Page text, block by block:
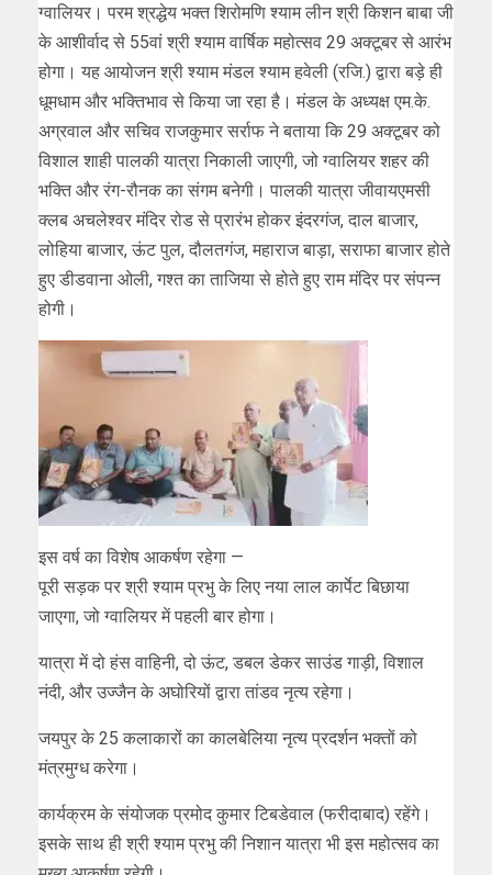
ग्वालियर। परम श्रद्धेय भक्त शिरोमणि श्याम लीन श्री किशन बाबा जी
के आशीर्वाद से 55वां श्री श्याम वार्षिक महोत्सव 29 अक्टूबर से आरंभ
होगा। यह आयोजन श्री श्याम मंडल श्याम हवेली (रजि.) द्वारा बड़े ही
धूमधाम और भक्तिभाव से किया जा रहा है। मंडल के अध्यक्ष एम.के.
अग्रवाल और सचिव राजकुमार सर्राफ ने बताया कि 29 अक्टूबर को
विशाल शाही पालकी यात्रा निकाली जाएगी, जो ग्वालियर शहर की
भक्ति और रंग-रौनक का संगम बनेगी। पालकी यात्रा जीवायएमसी
क्लब अचलेश्वर मंदिर रोड से प्रारंभ होकर इंदरगंज, दाल बाजार,
लोहिया बाजार, ऊंट पुल, दौलतगंज, महाराज बाड़ा, सराफा बाजार होते
हुए डीडवाना ओली, गश्त का ताजिया से होते हुए राम मंदिर पर संपन्न
होगी।
इस वर्ष का विशेष आकर्षण रहेगा —
पूरी सड़क पर श्री श्याम प्रभु के लिए नया लाल कार्पेट बिछाया
जाएगा, जो ग्वालियर में पहली बार होगा।
यात्रा में दो हंस वाहिनी, दो ऊंट, डबल डेकर साउंड गाड़ी, विशाल
नंदी, और उज्जैन के अघोरियों द्वारा तांडव नृत्य रहेगा।
जयपुर के 25 कलाकारों का कालबेलिया नृत्य प्रदर्शन भक्तों को
मंत्रमुग्ध करेगा।
कार्यक्रम के संयोजक प्रमोद कुमार टिबडेवाल (फरीदाबाद) रहेंगे।
इसके साथ ही श्री श्याम प्रभु की निशान यात्रा भी इस महोत्सव का